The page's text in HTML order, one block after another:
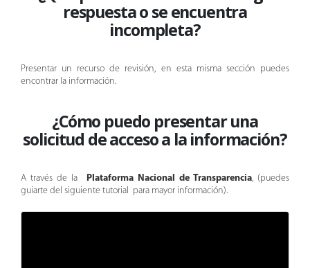
respuesta o se encuentra
incompleta?
Presentar un recurso de revisión, en esta misma sección puedes
encontrar la información.
¿Cómo puedo presentar una
solicitud de acceso a la información?
A través de la Plataforma Nacional de Transparencia, (puedes
guiarte del siguiente tutorial para mayor información).